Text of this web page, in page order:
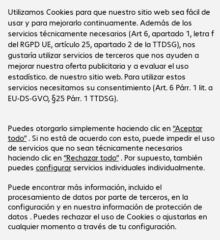
Sobre la empresa
La empresa
Oficinas de Bechtle
Empleo
Prensa
Relación con inversores
Servicio al cliente
Informaciones de pago y envío
Centro de ayuda
Social Media
Nuestra oferta está dirigida exclusivamente a
empresas y entidades públicas.
Los precios se expresan en euros sin incluir el IVA
Aviso legal
Declaración de protección de datos
Términos y condiciones